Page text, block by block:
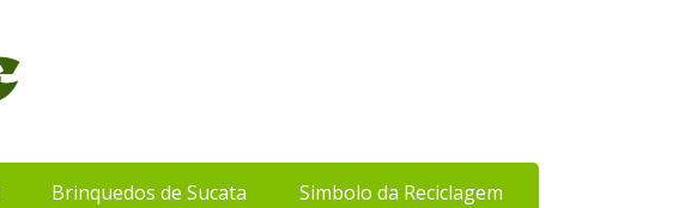
Brinquedos de Sucata Simbolo da Reciclagem